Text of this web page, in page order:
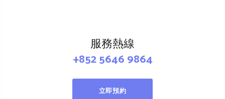
服務熱線
+852 5646 9864
立即預約